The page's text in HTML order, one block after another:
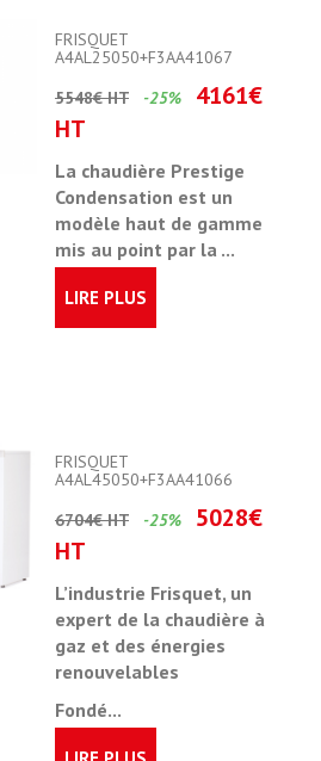
FRISQUET
A4AL25050+F3AA41067
5548€ HT
-25%
4161€
HT
La chaudière Prestige
Condensation est un
modèle haut de gamme
mis au point par la ...
LIRE PLUS
FRISQUET
A4AL45050+F3AA41066
6704€ HT
-25%
5028€
HT
L’industrie Frisquet, un
expert de la chaudière à
gaz et des énergies
renouvelables
Fondé...